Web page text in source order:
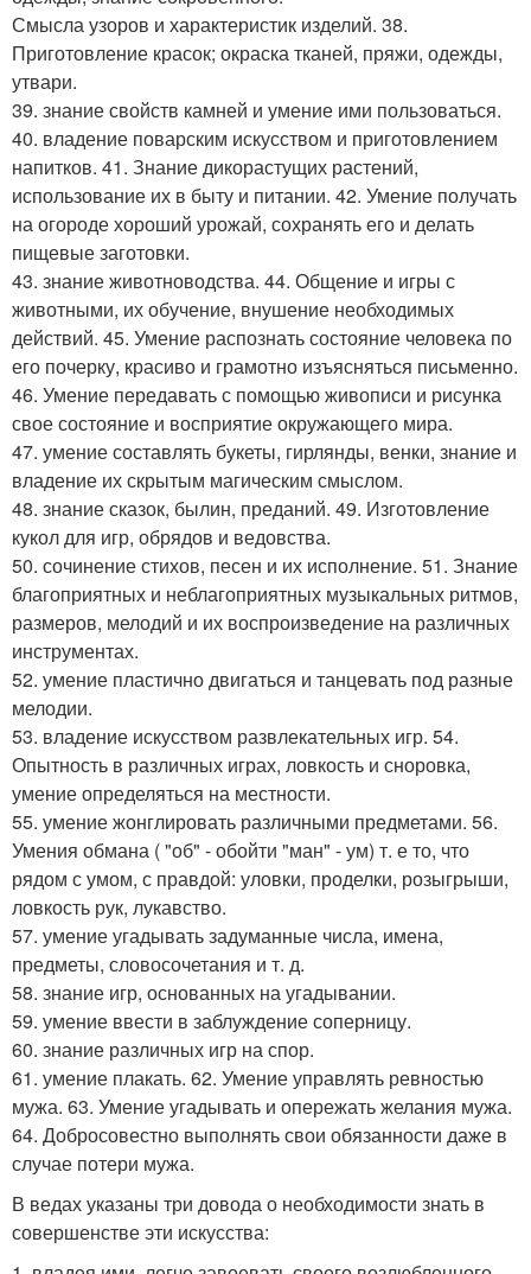
Смысла узоров и характеристик изделий. 38.
Приготовление красок; окраска тканей, пряжи, одежды,
утвари.
39. знание свойств камней и умение ими пользоваться.
40. владение поварским искусством и приготовлением
напитков. 41. Знание дикорастущих растений,
использование их в быту и питании. 42. Умение получать
на огороде хороший урожай, сохранять его и делать
пищевые заготовки.
43. знание животноводства. 44. Общение и игры с
животными, их обучение, внушение необходимых
действий. 45. Умение распознать состояние человека по
его почерку, красиво и грамотно изъясняться письменно.
46. Умение передавать с помощью живописи и рисунка
свое состояние и восприятие окружающего мира.
47. умение составлять букеты, гирлянды, венки, знание и
владение их скрытым магическим смыслом.
48. знание сказок, былин, преданий. 49. Изготовление
кукол для игр, обрядов и ведовства.
50. сочинение стихов, песен и их исполнение. 51. Знание
благоприятных и неблагоприятных музыкальных ритмов,
размеров, мелодий и их воспроизведение на различных
инструментах.
52. умение пластично двигаться и танцевать под разные
мелодии.
53. владение искусством развлекательных игр. 54.
Опытность в различных играх, ловкость и сноровка,
умение определяться на местности.
55. умение жонглировать различными предметами. 56.
Умения обмана ( "об" - обойти "ман" - ум) т. е то, что
рядом с умом, с правдой: уловки, проделки, розыгрыши,
ловкость рук, лукавство.
57. умение угадывать задуманные числа, имена,
предметы, словосочетания и т. д.
58. знание игр, основанных на угадывании.
59. умение ввести в заблуждение соперницу.
60. знание различных игр на спор.
61. умение плакать. 62. Умение управлять ревностью
мужа. 63. Умение угадывать и опережать желания мужа.
64. Добросовестно выполнять свои обязанности даже в
случае потери мужа.
В ведах указаны три довода о необходимости знать в
совершенстве эти искусства: